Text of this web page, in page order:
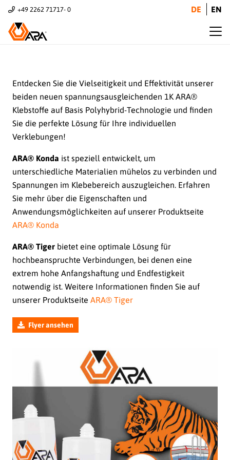
+49 2262 71717- 0 DE EN
Entdecken Sie die Vielseitigkeit und Effektivität unserer
beiden neuen spannungsausgleichenden 1K ARA®
Klebstoffe auf Basis Polyhybrid-Technologie und finden
Sie die perfekte Lösung für Ihre individuellen
Verklebungen!
ARA® Konda ist speziell entwickelt, um
unterschiedliche Materialien mühelos zu verbinden und
Spannungen im Klebebereich auszugleichen. Erfahren
Sie mehr über die Eigenschaften und
Anwendungsmöglichkeiten auf unserer Produktseite
ARA® Konda
ARA® Tiger bietet eine optimale Lösung für
hochbeanspruchte Verbindungen, bei denen eine
extrem hohe Anfangshaftung und Endfestigkeit
notwendig ist. Weitere Informationen finden Sie auf
unserer Produktseite ARA® Tiger
Flyer ansehen